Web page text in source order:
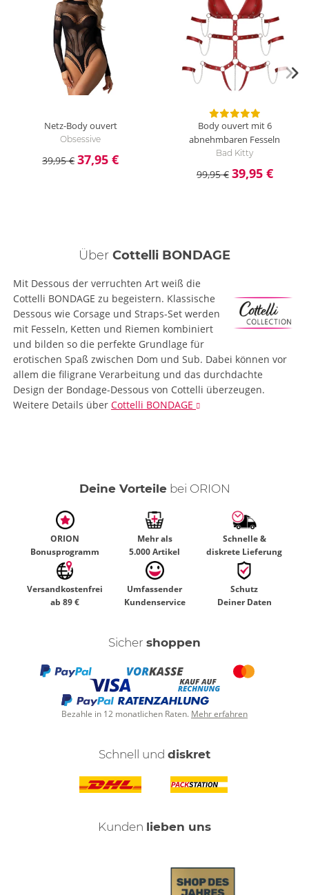
Netz-Body ouvert
Obsessive
39,95 € 37,95 €
Body ouvert mit 6
abnehmbaren Fesseln
Bad Kitty
99,95 € 39,95 €
Über Cottelli BONDAGE
Mit Dessous der verruchten Art weiß die
Cottelli BONDAGE zu begeistern. Klassische
Dessous wie Corsage und Straps-Set werden
mit Fesseln, Ketten und Riemen kombiniert
und bilden so die perfekte Grundlage für
erotischen Spaß zwischen Dom und Sub. Dabei können vor
allem die filigrane Verarbeitung und das durchdachte
Design der Bondage-Dessous von Cottelli überzeugen.
Weitere Details über Cottelli BONDAGE
Deine Vorteilebei ORION
ORION
Bonusprogramm
Mehr als
5.000 Artikel
Schnelle &
diskrete Lieferung
Versandkostenfrei
ab 89 €
Umfassender
Kundenservice
Schutz
Deiner Daten
Sicher shoppen
Bezahle in 12 monatlichen Raten. Mehr erfahren
Schnell und diskret
Kunden lieben uns